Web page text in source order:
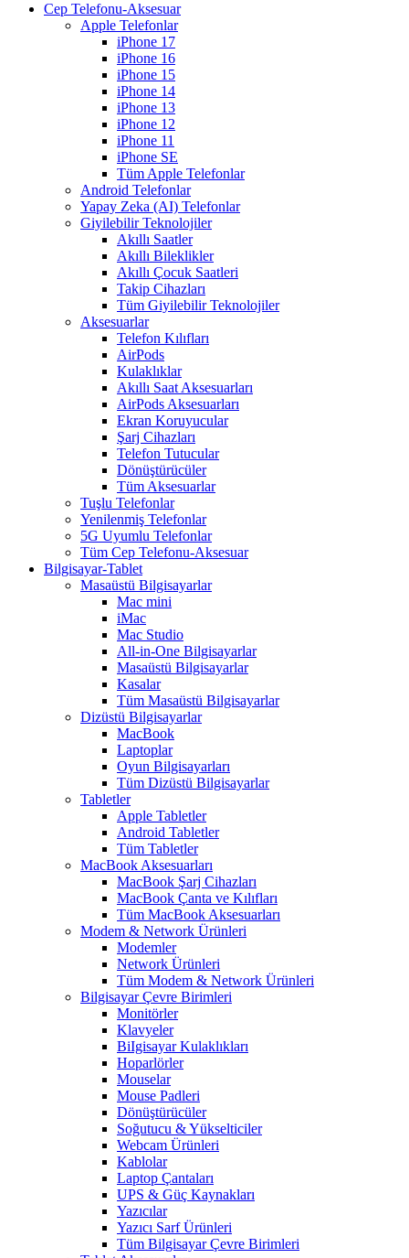
Cep Telefonu-Aksesuar
Apple Telefonlar
iPhone 17
iPhone 16
iPhone 15
iPhone 14
iPhone 13
iPhone 12
iPhone 11
iPhone SE
Tüm Apple Telefonlar
Android Telefonlar
Yapay Zeka (AI) Telefonlar
Giyilebilir Teknolojiler
Akıllı Saatler
Akıllı Bileklikler
Akıllı Çocuk Saatleri
Takip Cihazları
Tüm Giyilebilir Teknolojiler
Aksesuarlar
Telefon Kılıfları
AirPods
Kulaklıklar
Akıllı Saat Aksesuarları
AirPods Aksesuarları
Ekran Koruyucular
Şarj Cihazları
Telefon Tutucular
Dönüştürücüler
Tüm Aksesuarlar
Tuşlu Telefonlar
Yenilenmiş Telefonlar
5G Uyumlu Telefonlar
Tüm Cep Telefonu-Aksesuar
Bilgisayar-Tablet
Masaüstü Bilgisayarlar
Mac mini
iMac
Mac Studio
All-in-One Bilgisayarlar
Masaüstü Bilgisayarlar
Kasalar
Tüm Masaüstü Bilgisayarlar
Dizüstü Bilgisayarlar
MacBook
Laptoplar
Oyun Bilgisayarları
Tüm Dizüstü Bilgisayarlar
Tabletler
Apple Tabletler
Android Tabletler
Tüm Tabletler
MacBook Aksesuarları
MacBook Şarj Cihazları
MacBook Çanta ve Kılıfları
Tüm MacBook Aksesuarları
Modem & Network Ürünleri
Modemler
Network Ürünleri
Tüm Modem & Network Ürünleri
Bilgisayar Çevre Birimleri
Monitörler
Klavyeler
BiIgisayar Kulaklıkları
Hoparlörler
Mouselar
Mouse Padleri
Dönüştürücüler
Soğutucu & Yükselticiler
Webcam Ürünleri
Kablolar
Laptop Çantaları
UPS & Güç Kaynakları
Yazıcılar
Yazıcı Sarf Ürünleri
Tüm Bilgisayar Çevre Birimleri